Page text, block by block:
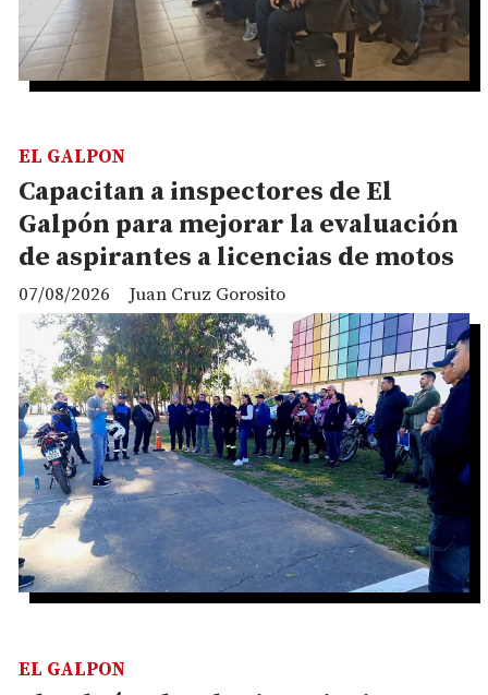
Capacitan a inspectores de El
Galpón para mejorar la evaluación
de aspirantes a licencias de motos
Juan Cruz Gorosito
EL GALPON
07/08/2026
EL GALPON